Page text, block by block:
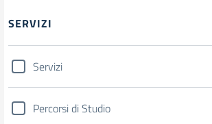
SERVIZI
Servizi
Percorsi di Studio